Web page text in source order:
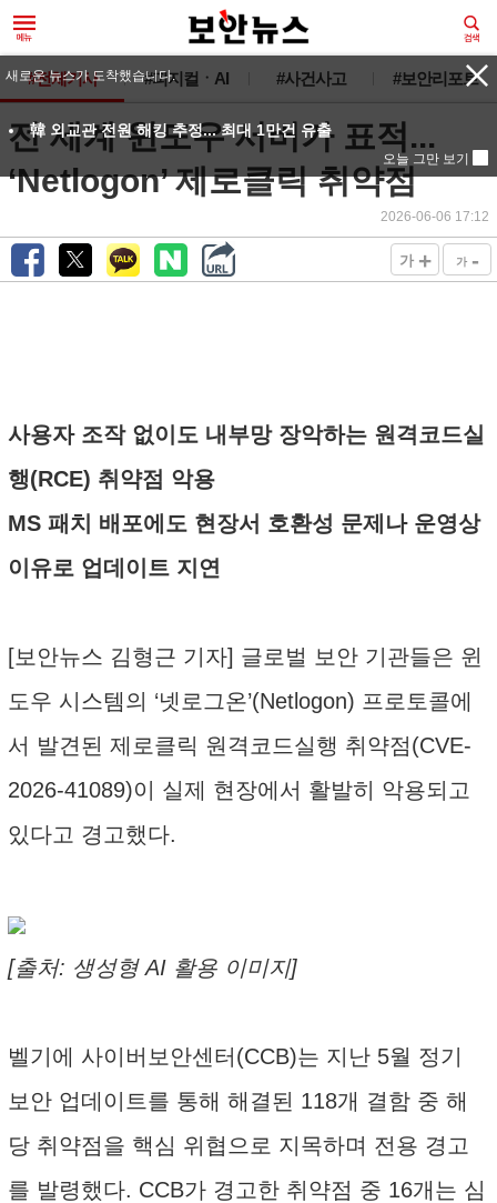
#전체기사 #피지컬ㆍAI #사건사고 #보안리포트
전 세계 윈도우 서버가 표적...
‘Netlogon’ 제로클릭 취약점
2026-06-06 17:12
가 + 가 -
사용자 조작 없이도 내부망 장악하는 원격코드실
행(RCE) 취약점 악용
MS 패치 배포에도 현장서 호환성 문제나 운영상
이유로 업데이트 지연
[보안뉴스 김형근 기자] 글로벌 보안 기관들은 윈
도우 시스템의 ‘넷로그온’(Netlogon) 프로토콜에
서 발견된 제로클릭 원격코드실행 취약점(CVE-
2026-41089)이 실제 현장에서 활발히 악용되고
있다고 경고했다.
[출처: 생성형 AI 활용 이미지]
벨기에 사이버보안센터(CCB)는 지난 5월 정기
보안 업데이트를 통해 해결된 118개 결함 중 해
당 취약점을 핵심 위협으로 지목하며 전용 경고
를 발령했다. CCB가 경고한 취약점 중 16개는 심
새로운 뉴스가 도착했습니다.
韓 외교관 전원 해킹 추정... 최대 1만건 유출
오늘 그만 보기